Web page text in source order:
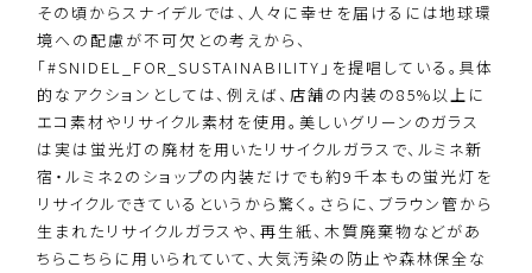
その頃からスナイデルでは、人々に幸せを届けるには地球環
境への配慮が不可欠との考えから、
「#SNIDEL_FOR_SUSTAINABILITY」を提唱している。具体
的なアクションとしては、例えば、店舗の内装の85%以上に
エコ素材やリサイクル素材を使用。美しいグリーンのガラス
は実は蛍光灯の廃材を用いたリサイクルガラスで、ルミネ新
宿・ルミネ2のショップの内装だけでも約9千本もの蛍光灯を
リサイクルできているというから驚く。さらに、ブラウン管から
生まれたリサイクルガラスや、再生紙、木質廃棄物などがあ
ちらこちらに用いられていて、大気汚染の防止や森林保全な